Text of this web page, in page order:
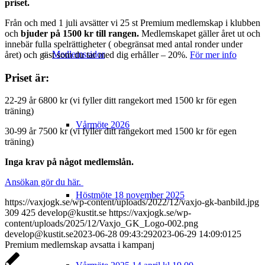
Medlemssidor
Vårmöte 2026
Höstmöte 18 november 2025
priset.
Från och med 1 juli avsätter vi 25 st Premium medlemskap i klubben
och bjuder på 1500 kr till rangen. Medlemskapet gäller året ut och
innebär fulla spelrättigheter ( obegränsat med antal ronder under
året) och gäst som du tar med dig erhåller – 20%. För mer info
Priset är:
22-29 år 6800 kr (vi fyller ditt rangekort med 1500 kr för egen
träning)
30-99 år 7500 kr (vi fyller ditt rangekort med 1500 kr för egen
träning)
Inga krav på något medlemslån.
Ansökan gör du här.
https://vaxjogk.se/wp-content/uploads/2022/12/vaxjo-gk-banbild.jpg
309 425 develop@kustit.se https://vaxjogk.se/wp-
content/uploads/2025/12/Vaxjo_GK_Logo-002.png
develop@kustit.se2023-06-28 09:43:292023-06-29 14:09:01 25
Premium medlemskap avsatta i kampanj